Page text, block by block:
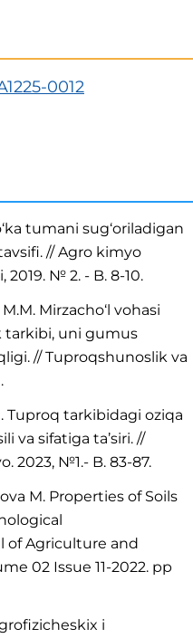
0012
tumani sug‘oriladigan
// Agro kimyo
2019. № 2. - B. 8-10.
Mirzacho‘l vohasi
uni gumus
// Tuproqshunoslik va
Tuproq tarkibidagi oziqa
va sifatiga ta’siri. //
2023, №1.- B. 83-87.
M. Properties of Soils
of Agriculture and
02 Issue 11-2022. pp
i